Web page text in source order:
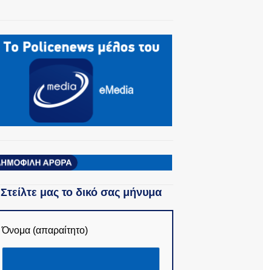
Στείλτε μας το δικό σας μήνυμα
Όνομα (απαραίτητο)